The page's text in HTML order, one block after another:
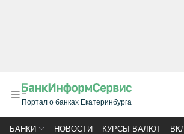
Портал о банках Екатеринбурга
БАНКИ НОВОСТИ КУРСЫ ВАЛЮТ